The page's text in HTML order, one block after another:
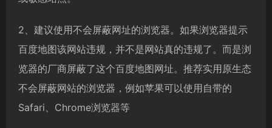
2、建议使用不会屏蔽网址的浏览器。如果浏览器提示
百度地图该网站违规，并不是网站真的违规了。而是浏
览器的厂商屏蔽了这个百度地图网址。推荐实用原生态
不会屏蔽网站的浏览器，例如苹果可以使用自带的
Safari、Chrome浏览器等